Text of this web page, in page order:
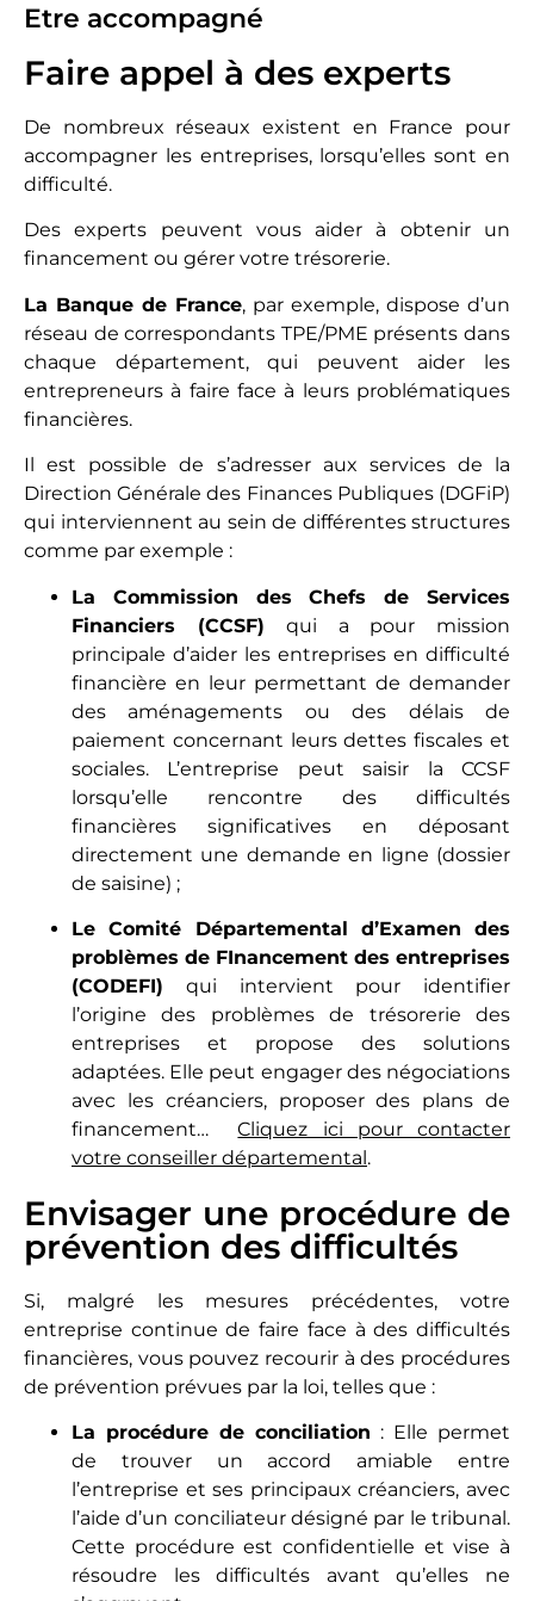
Etre accompagné
Faire appel à des experts
De nombreux réseaux existent en France pour
accompagner les entreprises, lorsqu’elles sont en
difficulté.
Des experts peuvent vous aider à obtenir un
financement ou gérer votre trésorerie.
La Banque de France, par exemple, dispose d’un
réseau de correspondants TPE/PME présents dans
chaque département, qui peuvent aider les
entrepreneurs à faire face à leurs problématiques
financières.
Il est possible de s’adresser aux services de la
Direction Générale des Finances Publiques (DGFiP)
qui interviennent au sein de différentes structures
comme par exemple :
La Commission des Chefs de Services
Financiers (CCSF)qui a pour mission
principale d’aider les entreprises en difficulté
financière en leur permettant de demander
des aménagements ou des délais de
paiement concernant leurs dettes fiscales et
sociales. L’entreprise peut saisir la CCSF
lorsqu’elle rencontre des difficultés
financières significatives en déposant
directement une demande en ligne (dossier
de saisine) ;
Le Comité Départemental d’Examen des
problèmes de FInancement des entreprises
(CODEFI) qui intervient pour identifier
l’origine des problèmes de trésorerie des
entreprises et propose des solutions
adaptées. Elle peut engager des négociations
avec les créanciers, proposer des plans de
financement…Cliquez ici pour contacter
votre conseiller départemental.
Envisager une procédure de
prévention des difficultés
Si, malgré les mesures précédentes, votre
entreprise continue de faire face à des difficultés
financières, vous pouvez recourir à des procédures
de prévention prévues par la loi, telles que :
La procédure de conciliation : Elle permet
de trouver un accord amiable entre
l’entreprise et ses principaux créanciers, avec
l’aide d’un conciliateur désigné par le tribunal.
Cette procédure est confidentielle et vise à
résoudre les difficultés avant qu’elles ne